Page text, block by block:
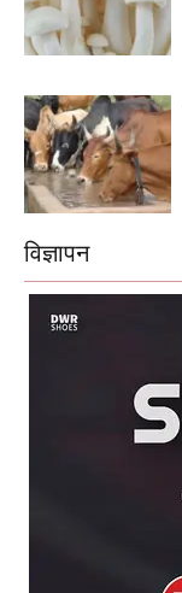
विज्ञापन